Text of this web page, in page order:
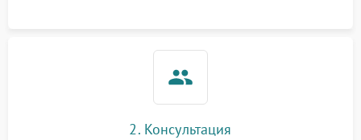
2. Консультация